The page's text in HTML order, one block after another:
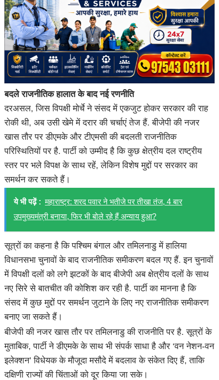
बदले राजनीतिक हालात के बाद नई रणनीति
दरअसल, जिस विपक्षी मोर्चे ने संसद में एकजुट होकर सरकार की राह
रोकी थी, अब उसी खेमे में दरार की चर्चाएं तेज हैं. बीजेपी की नजर
खास तौर पर डीएमके और टीएमसी की बदलती राजनीतिक
परिस्थितियों पर है. पार्टी को उम्मीद है कि कुछ क्षेत्रीय दल राष्ट्रीय
स्तर पर भले विपक्ष के साथ रहें, लेकिन विशेष मुद्दों पर सरकार का
समर्थन कर सकते हैं।
ये भी पढ़ें : महाराष्ट्र: शरद पवार ने भतीजे पर तीखा तंज, 4 बार
उपमुख्यमंत्री बनाया, फिर भी बोले रहे हैं अन्याय हुआ?
सूत्रों का कहना है कि पश्चिम बंगाल और तमिलनाडु में हालिया
विधानसभा चुनावों के बाद राजनीतिक समीकरण बदल गए हैं. इन चुनावों
में विपक्षी दलों को लगे झटकों के बाद बीजेपी अब क्षेत्रीय दलों के साथ
नए सिरे से बातचीत की कोशिश कर रही है. पार्टी का मानना है कि
संसद में कुछ मुद्दों पर समर्थन जुटाने के लिए नए राजनीतिक समीकरण
बनाए जा सकते हैं।
बीजेपी की नजर खास तौर पर तमिलनाडु की राजनीति पर है. सूत्रों के
मुताबिक, पार्टी ने डीएमके के साथ भी संपर्क साधा है और ‘वन नेशन-वन
इलेक्शन’ विधेयक के मौजूदा मसौदे में बदलाव के संकेत दिए हैं, ताकि
दक्षिणी राज्यों की चिंताओं को दूर किया जा सके।